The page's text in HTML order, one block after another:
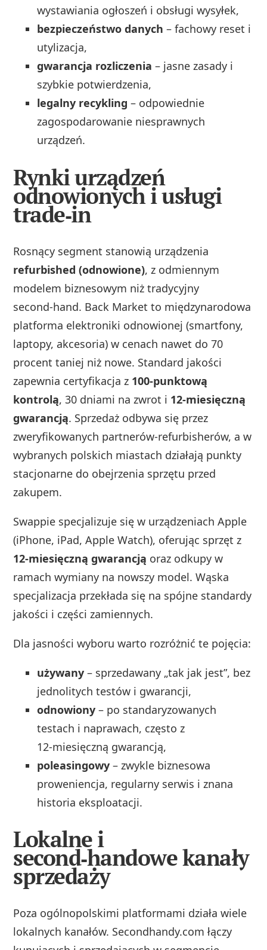
wystawiania ogłoszeń i obsługi wysyłek,
bezpieczeństwo danych – fachowy reset i
utylizacja,
gwarancja rozliczenia – jasne zasady i
szybkie potwierdzenia,
legalny recykling – odpowiednie
zagospodarowanie niesprawnych
urządzeń.
Rynki urządzeń
odnowionych i usługi
trade‑in
Rosnący segment stanowią urządzenia
refurbished (odnowione), z odmiennym
modelem biznesowym niż tradycyjny
second‑hand. Back Market to międzynarodowa
platforma elektroniki odnowionej (smartfony,
laptopy, akcesoria) w cenach nawet do 70
procent taniej niż nowe. Standard jakości
zapewnia certyfikacja z 100‑punktową
kontrolą, 30 dniami na zwrot i 12‑miesięczną
gwarancją. Sprzedaż odbywa się przez
zweryfikowanych partnerów‑refurbisherów, a w
wybranych polskich miastach działają punkty
stacjonarne do obejrzenia sprzętu przed
zakupem.
Swappie specjalizuje się w urządzeniach Apple
(iPhone, iPad, Apple Watch), oferując sprzęt z
12‑miesięczną gwarancją oraz odkupy w
ramach wymiany na nowszy model. Wąska
specjalizacja przekłada się na spójne standardy
jakości i części zamiennych.
Dla jasności wyboru warto rozróżnić te pojęcia:
używany – sprzedawany „tak jak jest”, bez
jednolitych testów i gwarancji,
odnowiony – po standaryzowanych
testach i naprawach, często z
12‑miesięczną gwarancją,
poleasingowy – zwykle biznesowa
proweniencja, regularny serwis i znana
historia eksploatacji.
Lokalne i
second‑handowe kanały
sprzedaży
Poza ogólnopolskimi platformami działa wiele
lokalnych kanałów. Secondhandy.com łączy